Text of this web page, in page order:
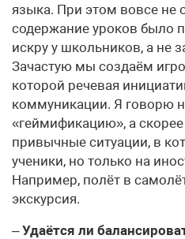
языка. При этом вовсе не
содержание уроков было
искру у школьников, а не
Зачастую мы создаём
которой речевая
коммуникации. Я говорю
«геймификацию», а
привычные ситуации, в
ученики, но только на
Например, полёт в
экскурсия.
–Удаётся ли